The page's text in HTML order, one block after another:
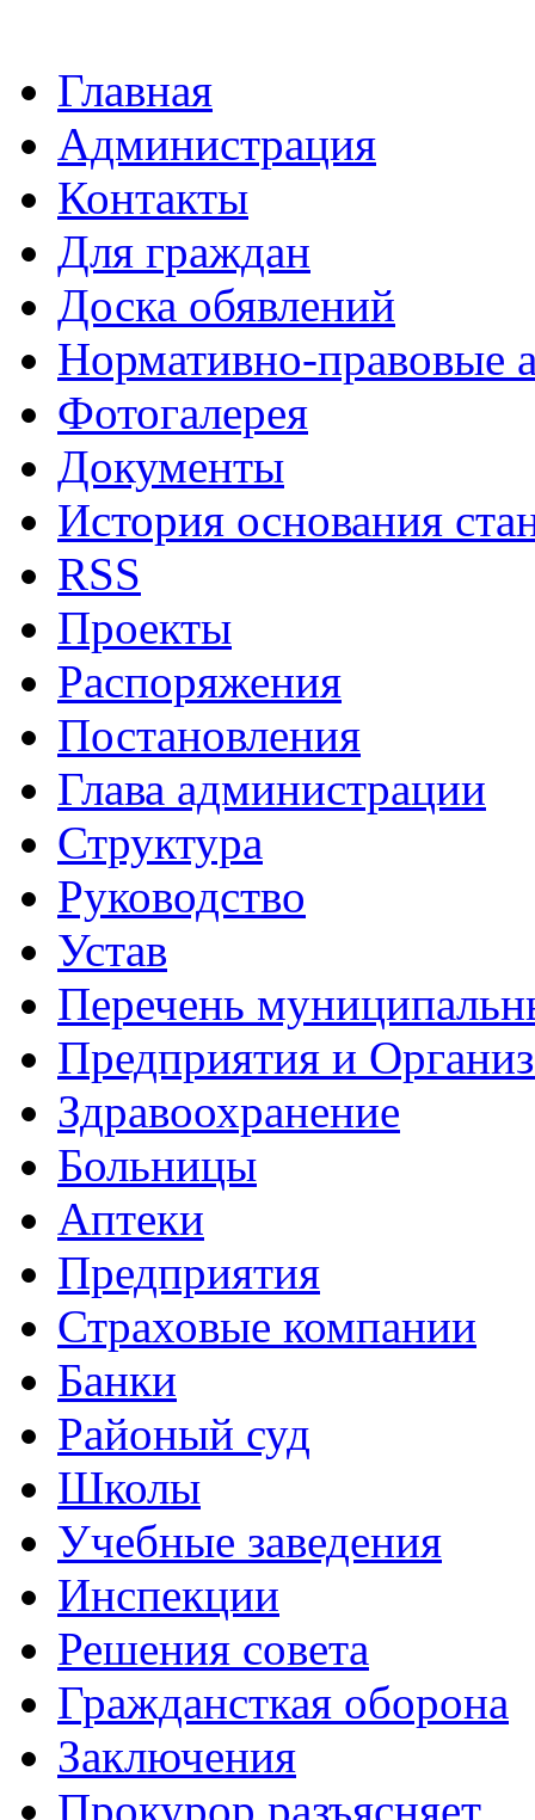
Главная
Администрация
Контакты
Для граждан
Доска обявлений
Нормативно-правовые
Фотогалерея
Документы
История основания
RSS
Проекты
Распоряжения
Постановления
Глава администрации
Структура
Руководство
Устав
Перечень
Предприятия и
Здравоохранение
Больницы
Аптеки
Предприятия
Страховые компании
Банки
Районый суд
Школы
Учебные заведения
Инспекции
Решения совета
Граждансткая оборона
Заключения